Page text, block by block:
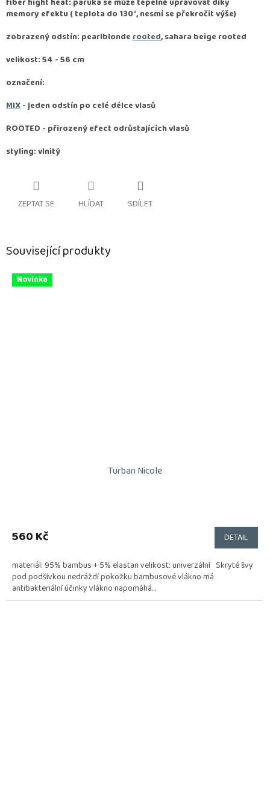
memory efektu ( teplota do 130°, nesmí se překročit výše)
zobrazený odstín: pearlblonderooted, sahara beige rooted
velikost: 54 - 56 cm
označení:
MIX- jeden odstín po celé délce vlasů
ROOTED - přirozený efect odrůstajících vlasů
styling: vlnitý
ZEPTAT SE HLÍDAT SDÍLET
Související produkty
Novinka
Turban Nicole
560 Kč DETAIL
materiál: 95% bambus + 5% elastan velikost: univerzální Skryté švy
pod podšívkou nedráždí pokožku bambusové vlákno má
antibakteriální účinky vlákno napomáhá...